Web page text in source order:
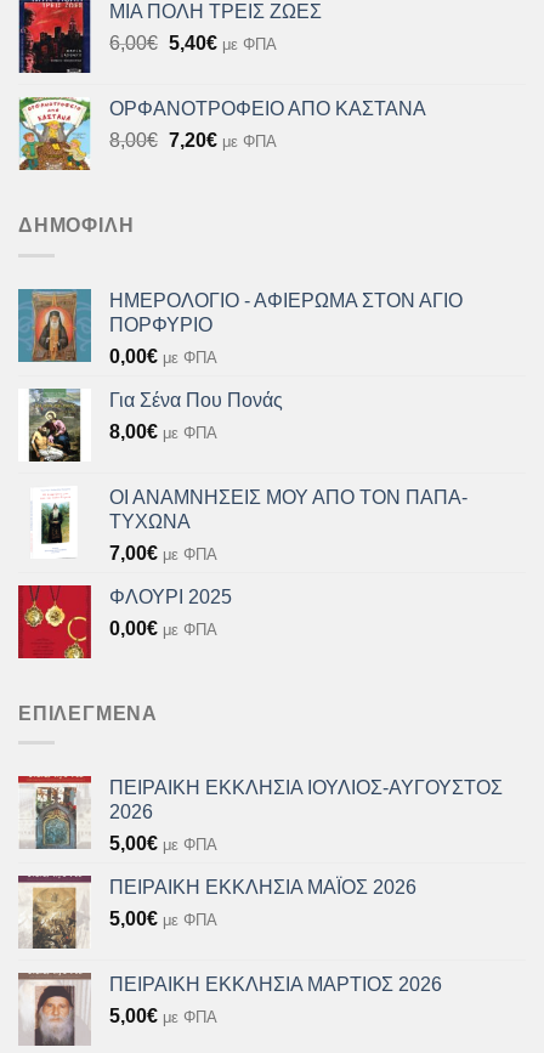
8,00€.είναι:
7,20€.
ΜΙΑ ΠΟΛΗ ΤΡΕΙΣ ΖΩΕΣ
6,00€ Original
6,00€.
5,40€Η
είναι:
5,40€.
με ΦΠΑ
ΟΡΦΑΝΟΤΡΟΦΕΙΟ ΑΠΟ ΚΑΣΤΑΝΑ
8,00€ Original
7,20€Ημε ΦΠΑ
ΔΗΜΟΦΙΛΉ
ΗΜΕΡΟΛΟΓΙΟ - ΑΦΙΕΡΩΜΑ ΣΤΟΝ ΑΓΙΟ
ΠΟΡΦΥΡΙΟ
0,00€ με ΦΠΑ
Για Σένα Που Πονάς
8,00€ με ΦΠΑ
ΟΙ ΑΝΑΜΝΗΣΕΙΣ ΜΟΥ ΑΠΟ ΤΟΝ ΠΑΠΑ-
ΤΥΧΩΝΑ
7,00€ με ΦΠΑ
ΦΛΟΥΡΙ 2025
0,00€ με ΦΠΑ
ΕΠΙΛΕΓΜΈΝΑ
ΠΕΙΡΑΙΚΗ ΕΚΚΛΗΣΙΑ ΙΟΥΛΙΟΣ-ΑΥΓΟΥΣΤΟΣ
2026
5,00€ με ΦΠΑ
ΠΕΙΡΑΙΚΗ ΕΚΚΛΗΣΙΑ ΜΑΪΟΣ 2026
5,00€ με ΦΠΑ
ΠΕΙΡΑΙΚΗ ΕΚΚΛΗΣΙΑ ΜΑΡΤΙΟΣ 2026
5,00€ με ΦΠΑ